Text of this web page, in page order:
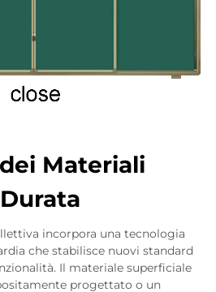
Materiali
incorpora una tecnologia
che stabilisce nuovi standard
Il materiale superficiale
progettato o un